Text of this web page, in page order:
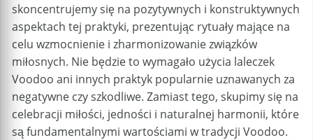
skoncentrujemy się na pozytywnych i konstruktywnych
aspektach tej praktyki, prezentując rytuały mające na
celu wzmocnienie i zharmonizowanie związków
miłosnych. Nie będzie to wymagało użycia laleczek
Voodoo ani innych praktyk popularnie uznawanych za
negatywne czy szkodliwe. Zamiast tego, skupimy się na
celebracji miłości, jedności i naturalnej harmonii, które
są fundamentalnymi wartościami w tradycji Voodoo.